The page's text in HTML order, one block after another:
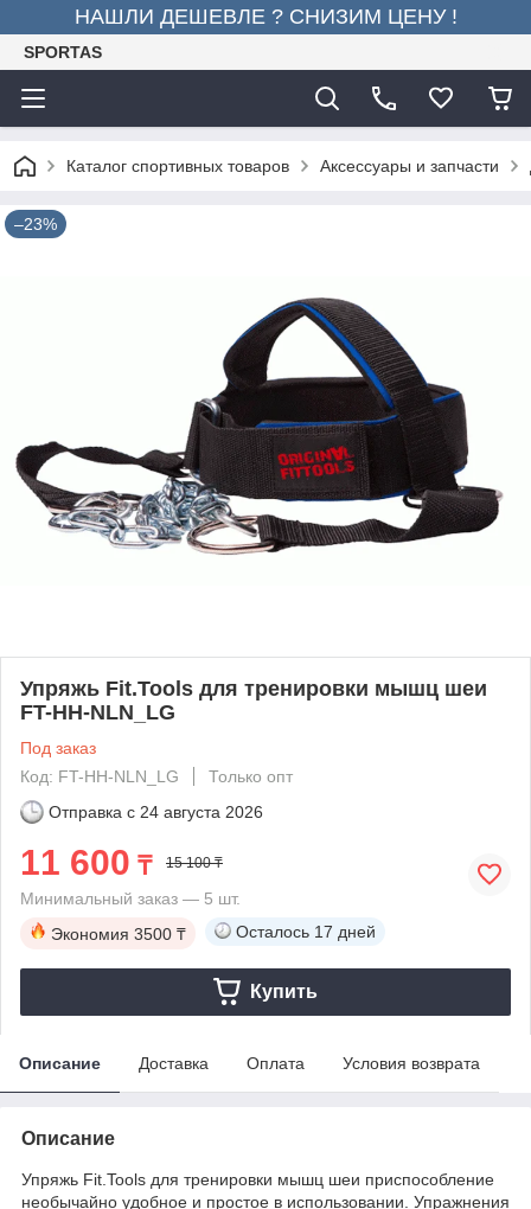
НАШЛИ ДЕШЕВЛЕ ? СНИЗИМ ЦЕНУ !
SPORTAS
Каталог спортивных товаров Аксессуары и запчасти
–23%
Упряжь Fit.Tools для тренировки мышц шеи
FT-HH-NLN_LG
Под заказ
Код: FT-HH-NLN_LG
Только опт
Отправка с 24 августа 2026
11 600 ₸ 15 100 ₸
Минимальный заказ — 5 шт.
Экономия 3500 ₸ Осталось 17 дней
Купить
Описание Доставка Оплата Условия возврата
Описание
Упряжь Fit.Tools для тренировки мышц шеи приспособление
необычайно удобное и простое в использовании. Упражнения